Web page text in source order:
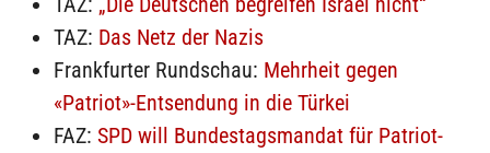
TAZ: Das Netz der Nazis
Frankfurter Rundschau: Mehrheit gegen
«Patriot»-Entsendung in die Türkei
FAZ: SPD will Bundestagsmandat für Patriot-